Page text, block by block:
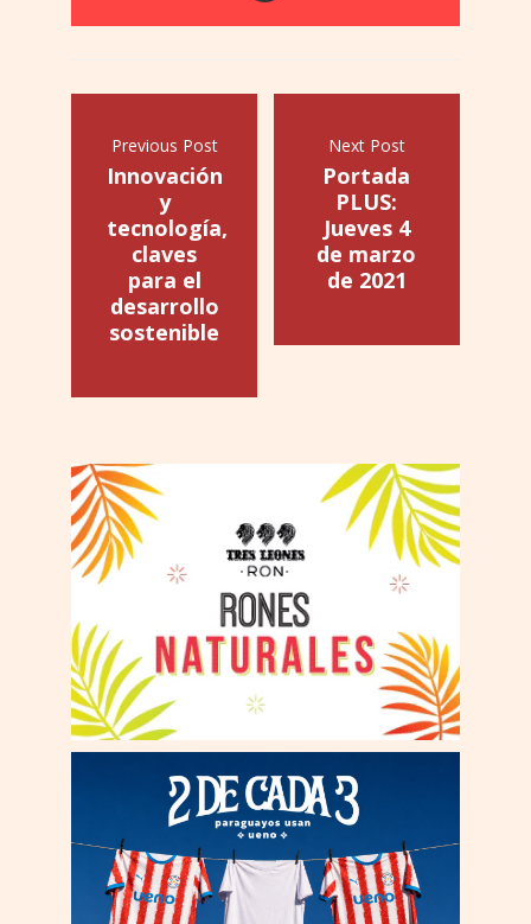
Previous Post
Innovación
y
tecnología,
claves
para el
desarrollo
sostenible
Next Post
Portada
PLUS:
Jueves 4
de marzo
de 2021